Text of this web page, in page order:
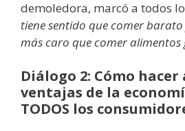
demoledora, marcó a todos
tiene sentido que comer
más caro que comer alimentos
Diálogo 2: Cómo hacer
ventajas de la
TODOS los